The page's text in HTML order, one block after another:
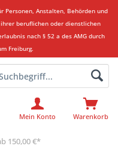
Personen, Anstalten, Behörden und
beruflichen oder dienstlichen
nach § 52 a des AMG durch
Freiburg.
150,00 €*
Warenkorb
Mein Konto